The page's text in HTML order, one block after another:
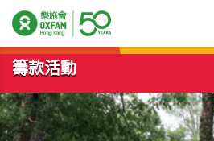
開始主要內容
籌款活動